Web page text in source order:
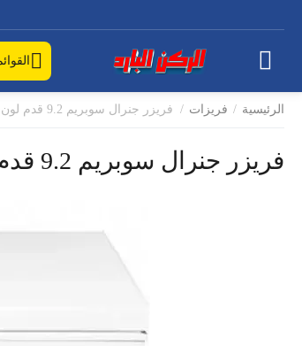
الرئيسية / فريزات / فريزر جنرال سوبريم 9.2 قدم لون ابيض موديل GS- HF512H
فريزر جنرال سوبريم 9.2 قدم لون ابيض موديل GS- HF512H